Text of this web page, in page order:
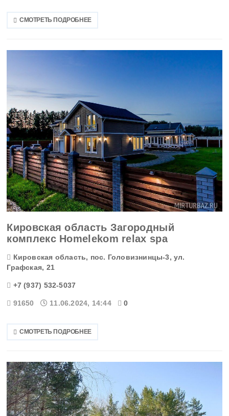
СМОТРЕТЬ ПОДРОБНЕЕ
Кировская область Загородный
комплекс Homelekom relax spa
Кировская область, пос. Головизнинцы-3, ул.
Графская, 21
+7 (937) 532-5037
91650 11.06.2024, 14:44 0
СМОТРЕТЬ ПОДРОБНЕЕ